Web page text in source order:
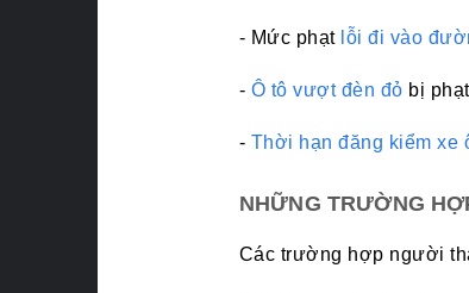
- Mức phạtlỗi đi vào
- Ô tô vượt đèn đỏ bị
- Thời hạn đăng kiểm xe
NHỮNG TRƯỜNG
Các trường hợp người